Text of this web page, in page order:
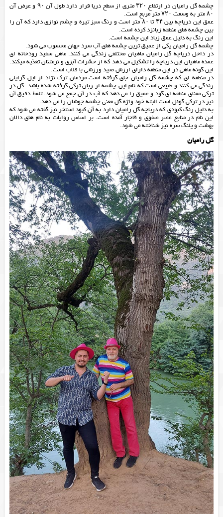
چشمه گل رامیان در ارتفاع ۳۲۰ متری از سطح دریا قرار دارد طول آن ۹۰ و عرض آن
۸۰ متر به وسعت ۷۲۰ متر مربع است.
عمق این دریاچه بین ۴۴ تا ۸۰ متر است و رنگ سبز تیره و چشم نوازی دارد که آن را
بین چشمه های منطقه زبانزد کرده است.
این رنگ به دلیل عمق زیاد این چشمه است.
چشمه گل رامیان یکی از عمیق ترین چشمه های آب سرد جهان محسوب می شود.
در داخل دریاچه گل رامیان ماهیان مختلفی زندگی می کنند. ماهی سفید رودخانه ای
عمده ماهیان این دریاچه را تشکیل می دهد که از حشرات آبزی و نرمتنان تغذیه میکند.
این گونه ماهی در این منطقه دارای ارزش صید ورزشی با قلاب است.
در منطقه ای که چشمه گل رامیان جای گرفته است مردمان ترک نژاد از ایل گرایلی
زندگی می کنند و طبیعی است که نام این چشمه از زبان ترکی گرفته شده باشد. گل در
ترکی معنای منطقه ای گود و عمیق را می دهد که آب در آن جمع می شود. تلفظ دقیق آن
نیز در ترکی گوئل است البته خود واژه گل معنی چشمه جوشان را می دهد.
به دلیل رنگ کبودی که دریاچه گل رامیان دارد به آن کبود استخر نیز گفته می شود که
این نام در منابع عصر صفوی و قاجار آمده است. بر اساس روایات به نام های دالان
بهشت و پلنگ سره نیز شناخته می شود.
گل رامیان